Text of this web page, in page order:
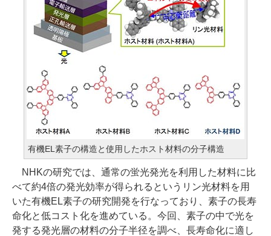
有機EL素子の構造と使用したホスト材料の分子構造
NHKの研究では、通常の蛍光発光を利用した材料に比
べて約4倍の発光効率が得られるというリン光材料を用
いた有機EL素子の研究開発を行なっており、素子の長寿
命化と低コスト化を進めている。今回、素子の中で光を
発する発光層の材料の分子半径を調べ、長寿命化に適し